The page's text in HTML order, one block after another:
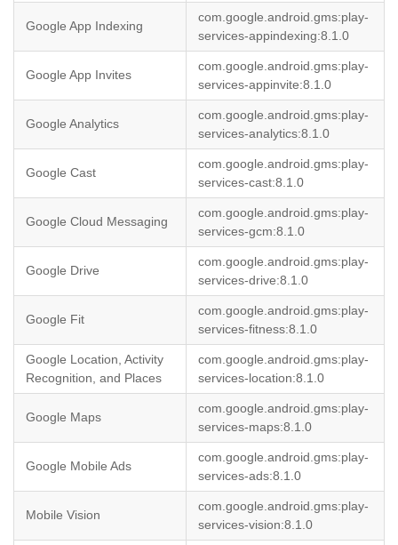
Google App Indexing
com.google.android.gms:play-
services-appindexing:8.1.0
Google App Invites
com.google.android.gms:play-
services-appinvite:8.1.0
Google Analytics
com.google.android.gms:play-
services-analytics:8.1.0
Google Cast
com.google.android.gms:play-
services-cast:8.1.0
Google Cloud Messaging
com.google.android.gms:play-
services-gcm:8.1.0
Google Drive
com.google.android.gms:play-
services-drive:8.1.0
Google Fit
com.google.android.gms:play-
services-fitness:8.1.0
Google Location, Activity
Recognition, and Places
com.google.android.gms:play-
services-location:8.1.0
Google Maps
com.google.android.gms:play-
services-maps:8.1.0
Google Mobile Ads
com.google.android.gms:play-
services-ads:8.1.0
Mobile Vision
com.google.android.gms:play-
services-vision:8.1.0